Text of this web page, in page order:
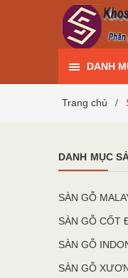
DANH
Trang chủ /
DANH MỤC
SÀN GỖ
SÀN GỖ CỐT
SÀN GỖ
SÀN GỖ